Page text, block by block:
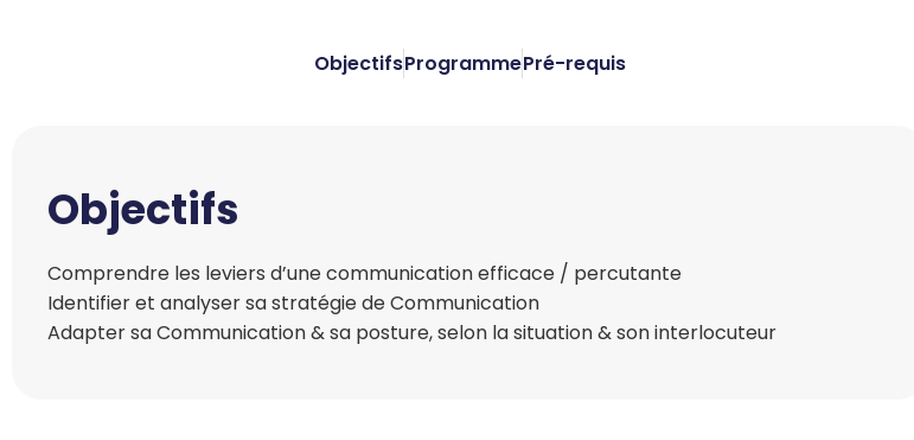
ObjectifsProgrammePré-requis
Objectifs
Comprendre les leviers d’une communication efficace / percutante
Identifier et analyser sa stratégie de Communication
Adapter sa Communication & sa posture, selon la situation & son interlocuteur